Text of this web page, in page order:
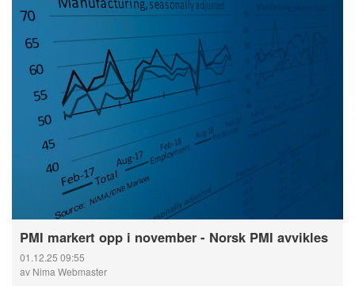
PMI markert opp i november - Norsk PMI avvikles
01.12.25 09:55
av Nima Webmaster